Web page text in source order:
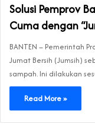
Solusi Pemprov
Cuma dengan
BANTEN – Pemerintah
Jumat Bersih (Jumsih)
sampah. Ini dilakukan
Read More »